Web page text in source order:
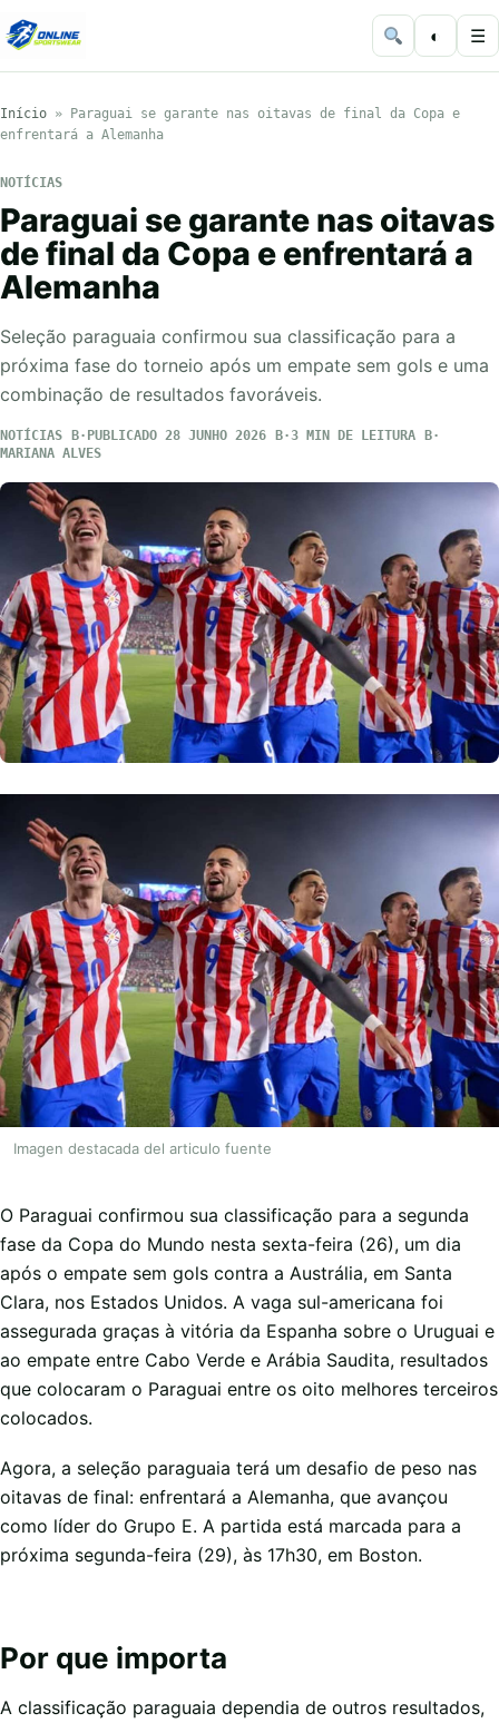
◐ ☰
Início »
Paraguai se garante nas oitavas de final da Copa e
enfrentará a Alemanha
NOTÍCIAS
Paraguai se garante nas oitavas
de final da Copa e enfrentará a
Alemanha
Seleção paraguaia confirmou sua classificação para a
próxima fase do torneio após um empate sem gols e uma
combinação de resultados favoráveis.
NOTÍCIAS PUBLICADO 28 JUNHO 2026
3 MIN DE LEITURA
MARIANA ALVES
Imagen destacada del articulo fuente
O Paraguai confirmou sua classificação para a segunda
fase da Copa do Mundo nesta sexta-feira (26), um dia
após o empate sem gols contra a Austrália, em Santa
Clara, nos Estados Unidos. A vaga sul-americana foi
assegurada graças à vitória da Espanha sobre o Uruguai e
ao empate entre Cabo Verde e Arábia Saudita, resultados
que colocaram o Paraguai entre os oito melhores terceiros
colocados.
Agora, a seleção paraguaia terá um desafio de peso nas
oitavas de final: enfrentará a Alemanha, que avançou
como líder do Grupo E. A partida está marcada para a
próxima segunda-feira (29), às 17h30, em Boston.
Por que importa
A classificação paraguaia dependia de outros resultados,